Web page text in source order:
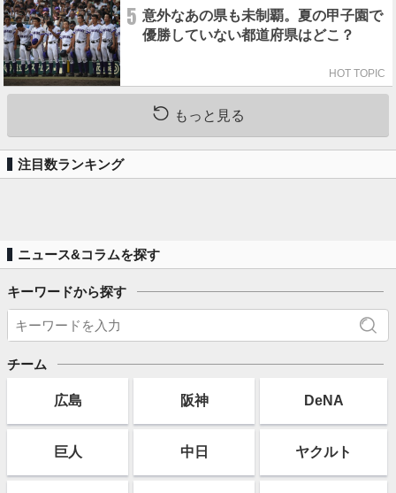
5 意外なあの県も未制覇。夏の甲子園で
優勝していない都道府県はどこ？
HOT TOPIC
もっと見る
注目数ランキング
ニュース&コラムを探す
キーワードから探す
チーム
広島 阪神 DeNA
巨人 中日 ヤクルト